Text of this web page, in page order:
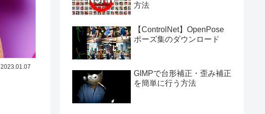
2023.01.07
方法
【ControlNet】OpenPose
ポーズ集のダウンロード
GIMPで台形補正・歪み補正
を簡単に行う方法